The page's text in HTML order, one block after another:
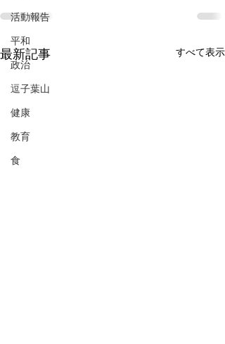
活動報告
平和
政治
逗子葉山
健康
教育
食
最新記事 すべて表示